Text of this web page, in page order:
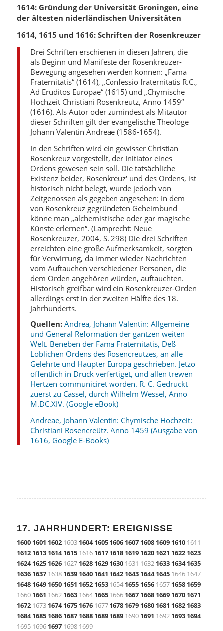
1614: Gründung der Universität Groningen, eine
der ältesten niderländischen Universitäten
1614, 1615 und 1616: Schriften der Rosenkreuzer
Drei Schriften erschienen in diesen Jahren, die
als Beginn und Manifeste der Rosenkreuzer-
Bewegung angesehen werden können: „Fama
Fraternitatis“ (1614), „Confessio fraternitatis R.C.,
Ad Eruditos Europae“ (1615) und „Chymische
Hochzeit Christiani Rosenkreutz, Anno 1459“
(1616). Als Autor oder zumindest als Mitautor
dieser Schriften gilt der evangelische Theologe
Johann Valentin Andreae (1586-1654).
In den Schriften wird ein gewisser Christian
Rosenkreuz vorgestellt, der Initiator eines
Ordens gewesen sein soll. Die tatsächliche
Existenz beider, Rosenkreuz‘ und des Ordens, ist
historisch nicht belegt, wurde jedoch von
Zeitgenossen als gegeben angesehen: In dem
von Rosenkreuz gegründeten Geheimbund
könne man „alchemistische oder gar magische
Künste erlernen“. (Lamprecht: Neue
Rosenkreuzer, 2004, S. 298) Die drei Schriften
erreichten eine große Aufmerksamkeit, sorgten
für Verwirrung, da immer wieder Nachrichten
vom Auftauchen verschiedener Personen, die
dem Orden angehören würden, auftauchten.
Historisch greifbar wird ein Rosenkreuzer-Orden
allerdings erst in der zweiten Hälfte des 18.
Jahrhunderts.
Quellen: Andrea, Johann Valentin: Allgemeine
und General Reformation der gantzen weiten
Welt. Beneben der Fama Fraternitatis, Deß
Löblichen Ordens des Rosencreutzes, an alle
Gelehrte und Häupter Europä geschrieben. Jetzo
öffentlich in Druck verfertiget, und allen trewen
Hertzen communiciret worden. R. C. Gedruckt
zuerst zu Cassel, durch Wilhelm Wessel, Anno
M.DC.XIV. (Google eBook)
Andreae, Johann Valentin: Chymische Hochzeit:
Christiani Rosencreütz. Anno 1459 (Ausgabe von
1616, Google E-Books)
17. JAHRHUNDERT: EREIGNISSE
1600 1601 16021603 1604 1605 1606 1607 1608 1609 16101611
1612 1613 1614 16151616 1617 1618 1619 1620 1621 1622 1623
1624 1625 16261627 1628 1629 16301631 1632 1633 1634 1635
1636 16371638 1639 1640 1641 1642 1643 1644 16451646 1647
1648 1649 1650 1651 1652 16531654 1655 16561657 1658 1659
1660 1661 1662 16631664 16651666 1667 1668 1669 1670 1671
16721673 1674 1675 16761677 1678 1679 1680 1681 1682 1683
1684 1685 1686 1687 1688 1689 16891690 1691 1692 1693 1694
1695 1696 16971698 1699